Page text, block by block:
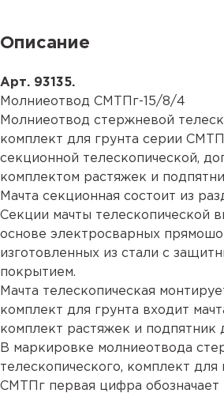
Описание
Арт. 93135.
Молниеотвод СМТПг-15/8/4
Молниеотвод стержневой
комплект для грунта серии
секционной телескопической,
комплектом растяжек и
Мачта секционная состоит из
Секции мачты телескопической
основе электросварных
изготовленных из стали с
покрытием.
Мачта телескопическая
комплект для грунта входит
комплект растяжек и подпятник
В маркировке молниеотвода
телескопического, комплект для
СМТПг первая цифра обозначает